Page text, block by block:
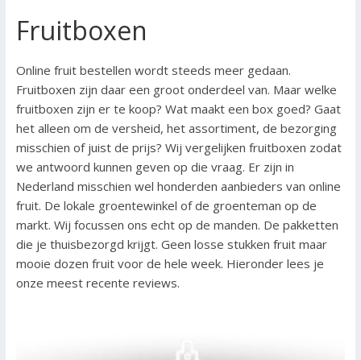
Fruitboxen
Online fruit bestellen wordt steeds meer gedaan.
Fruitboxen zijn daar een groot onderdeel van. Maar welke
fruitboxen zijn er te koop? Wat maakt een box goed? Gaat
het alleen om de versheid, het assortiment, de bezorging
misschien of juist de prijs? Wij vergelijken fruitboxen zodat
we antwoord kunnen geven op die vraag. Er zijn in
Nederland misschien wel honderden aanbieders van online
fruit. De lokale groentewinkel of de groenteman op de
markt. Wij focussen ons echt op de manden. De pakketten
die je thuisbezorgd krijgt. Geen losse stukken fruit maar
mooie dozen fruit voor de hele week. Hieronder lees je
onze meest recente reviews.